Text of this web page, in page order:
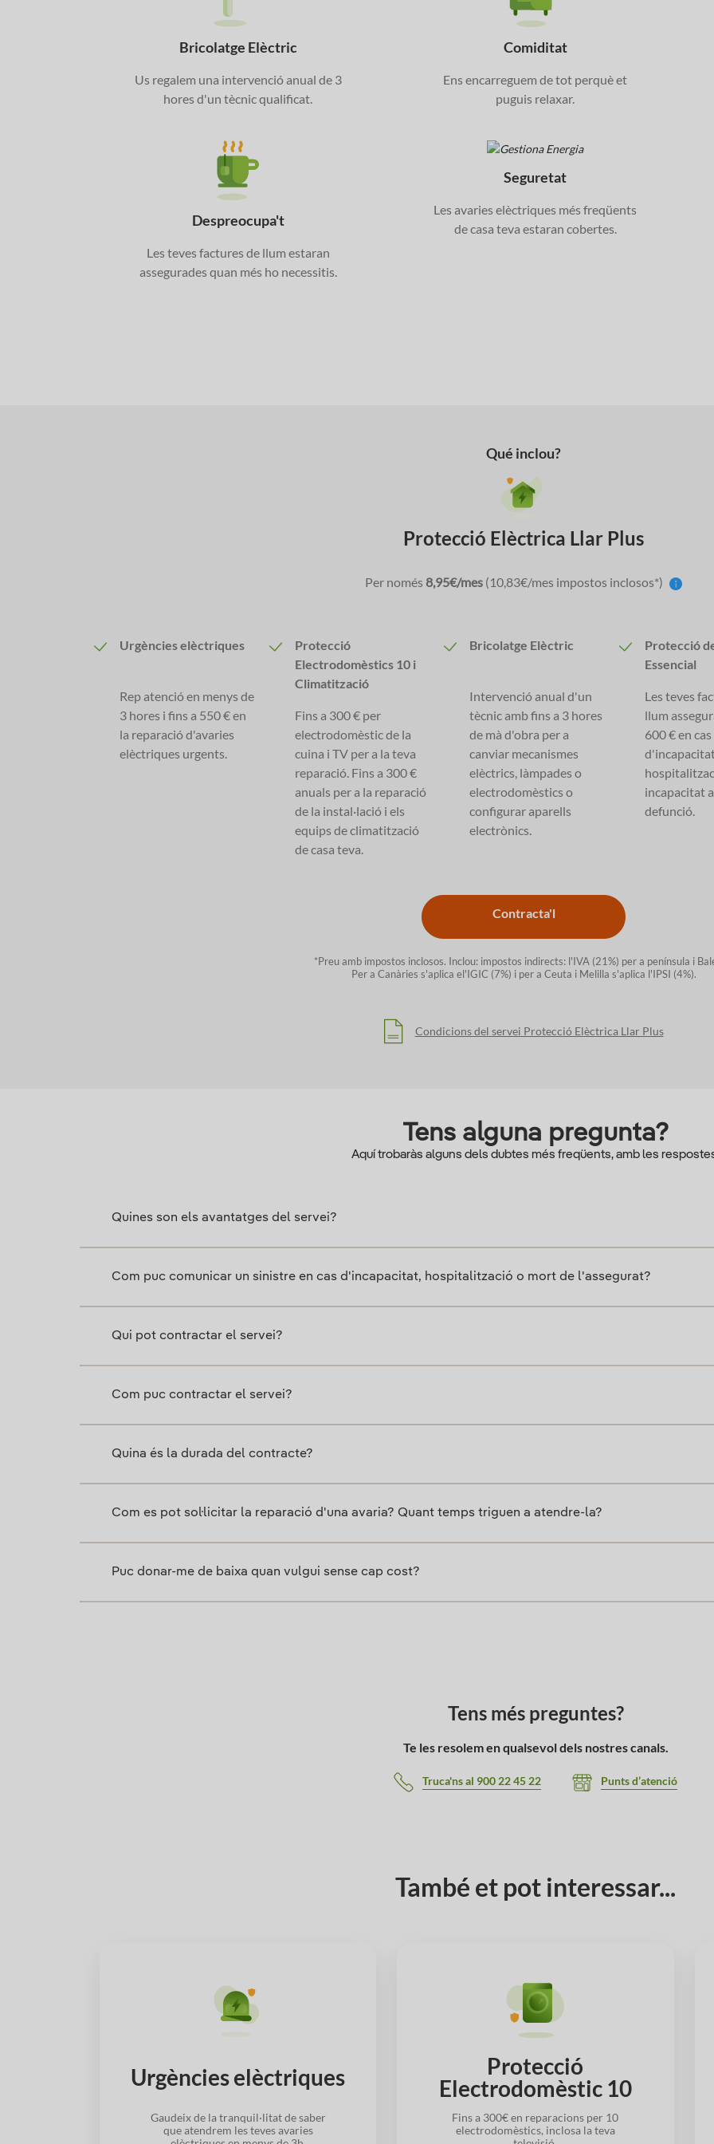
Bricolatge Elèctric
Us regalem una intervenció anual de 3
hores d'un tècnic qualificat.
Comiditat
Ens encarreguem de tot perquè et
puguis relaxar.
Despreocupa't
Les teves factures de llum estaran
assegurades quan més ho necessitis.
Seguretat
Les avaries elèctriques més freqüents
de casa teva estaran cobertes.
Qué inclou?
Protecció Elèctrica Llar Plus
Per només 8,95€/mes (10,83€/mes impostos inclosos*)
Urgències elèctriques
Rep atenció en menys de
3 hores i fins a 550 € en
la reparació d'avaries
elèctriques urgents.
Protecció
Electrodomèstics 10 i
Climatització
Fins a 300 € per
electrodomèstic de la
cuina i TV per a la teva
reparació. Fins a 300 €
anuals per a la reparació
de la instal·lació i els
equips de climatització
de casa teva.
Bricolatge Elèctric
Intervenció anual d'un
tècnic amb fins a 3 hores
de mà d'obra per a
canviar mecanismes
elèctrics, làmpades o
electrodomèstics o
configurar aparells
electrònics.
Protecció
Essencial
Les teves
llum
600 € en cas
incapacitat
defunció.
Contracta'l
*Preu amb impostos inclosos. Inclou: impostos indirects: l'IVA (21%) per a península i
Per a Canàries s'aplica el'IGIC (7%) i per a Ceuta i Melilla s'aplica l'IPSI (4%).
Condicions del servei Protecció Elèctrica Llar Plus
Tens alguna pregunta?
Aquí trobaràs alguns dels dubtes més freqüents, amb les
Quines son els avantatges del servei?
Com puc comunicar un sinistre en cas d'incapacitat, hospitalització o mort de l'assegurat?
Qui pot contractar el servei?
Com puc contractar el servei?
Quina és la durada del contracte?
Com es pot sol·licitar la reparació d'una avaria? Quant temps triguen a atendre-la?
Puc donar-me de baixa quan vulgui sense cap cost?
Tens més preguntes?
Te les resolem en qualsevol dels nostres canals.
Truca'ns al 900 22 45 22 Punts d’atenció
També et pot interessar...
Urgències elèctriques
Gaudeix de la tranquil·litat de saber
que atendrem les teves avaries
Protecció
Electrodomèstic 10
Fins a 300€ en reparacions per 10
electrodomèstics, inclosa la teva